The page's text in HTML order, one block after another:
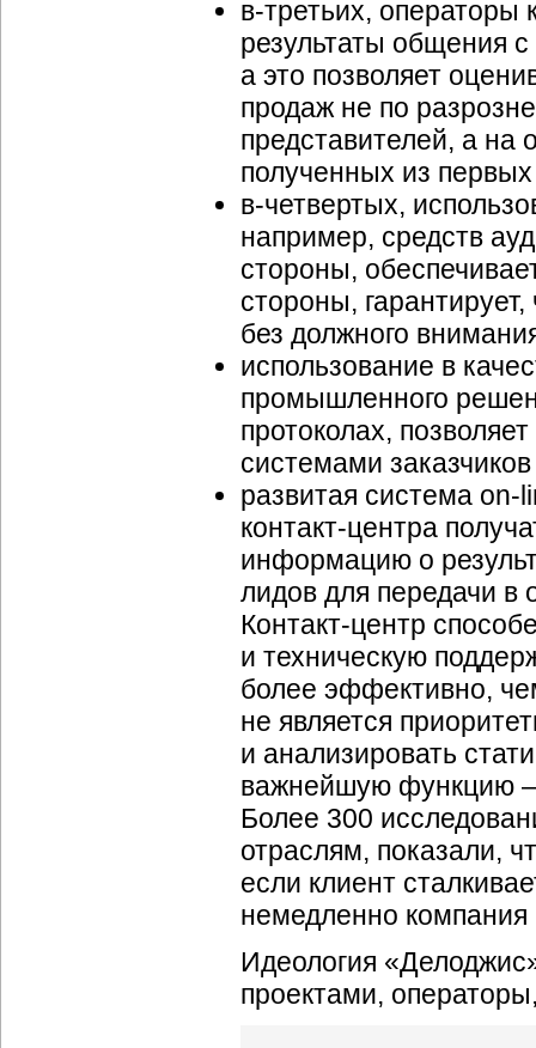
в-третьих, операторы
результаты общения
а это позволяет
продаж не по
представителей, а на
полученных из первых
в-четвертых,
например, средств
стороны,
стороны,
без должного
использование в
промышленного
протоколах,
системами
развитая система on-
контакт-центра
информацию о
лидов для передачи в
Контакт-центр
и техническую
более эффективно,
не является
и анализировать
важнейшую функцию
Более 300
отраслям, показали,
если клиент
немедленно компания
Идеология
проектами,